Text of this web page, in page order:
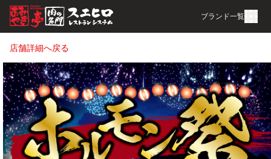
ブランド一覧
店舗詳細へ戻る